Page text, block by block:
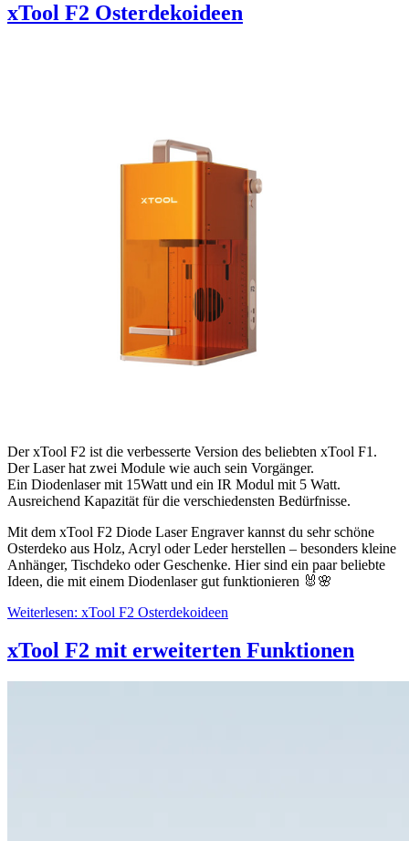
xTool F2 Osterdekoideen
DerxTool F2 ist die verbesserte Version des beliebten xTool F1.
Der Laser hat zwei Module wie auch sein Vorgänger.
Ein Diodenlaser mit 15Watt und ein IR Modul mit 5 Watt.
Ausreichend Kapazität für die verschiedensten Bedürfnisse.
Mit dem xTool F2 Diode Laser Engraver kannst du sehr schöne
Osterdeko aus Holz, Acryl oder Leder herstellen – besonders kleine
Anhänger, Tischdeko oder Geschenke. Hier sind ein paar beliebte
Ideen, die mit einem Diodenlaser gut funktionieren 🐰🌸
Weiterlesen: xTool F2 Osterdekoideen
xTool F2 mit erweiterten Funktionen